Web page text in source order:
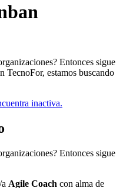
Entonces sigue
TecnoFor, estamos buscando
inactiva.
Entonces sigue
Agile Coach con alma de